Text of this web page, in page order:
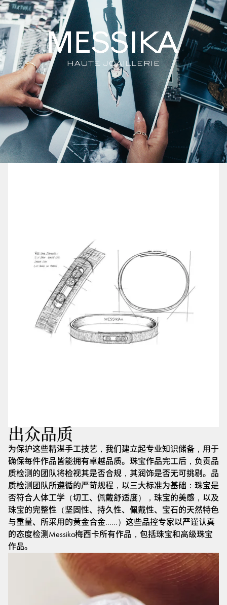
出众品质
为保护这些精湛手工技艺，我们建立起专业知识储备，用于
确保每件作品皆能拥有卓越品质。珠宝作品完工后，负责品
质检测的团队将检视其是否合规，其润饰是否无可挑剔。品
质检测团队所遵循的严苛规程，以三大标准为基础：珠宝是
否符合人体工学（切工、佩戴舒适度），珠宝的美感，以及
珠宝的完整性（坚固性、持久性、佩戴性、宝石的天然特色
与重量、所采用的黄金合金……）这些品控专家以严谨认真
的态度检测Messika梅西卡所有作品，包括珠宝和高级珠宝
作品。